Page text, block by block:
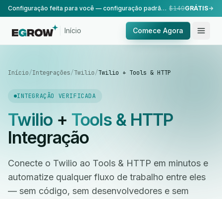
Configuração feita para você — configuração padrão, realizada pela nossa equipe. $149GRÁTIS
Início Comece Agora
Início/Integrações/Twilio/Twilio + Tools & HTTP
INTEGRAÇÃO VERIFICADA
Twilio+ Tools & HTTP
Integração
Conecte o Twilio ao Tools & HTTP em minutos e
automatize qualquer fluxo de trabalho entre eles
— sem código, sem desenvolvedores e sem